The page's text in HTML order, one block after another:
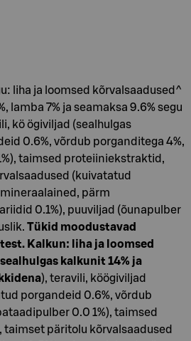
liha ja loomsed kõrvalsaadused^
lamba 7% ja seamaksa 9.6% segu
kö ögiviljad (sealhulgas
0.6%, võrdub porganditega 4%,
taimsed proteiiniekstraktid,
(kuivatatud
pärm
0.1%), puuviljad (õunapulber
Tükid moodustavad
Kalkun: liha ja loomsed
kalkunit 14% ja
), teravili, köögiviljad
porgandeid 0.6%, võrdub
0.0 1%), taimsed
päritolu kõrvalsaadused